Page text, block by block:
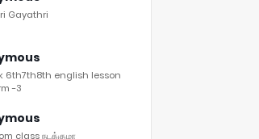
Gayathri
6th7th8th english lesson
-3
class நடக்குமா